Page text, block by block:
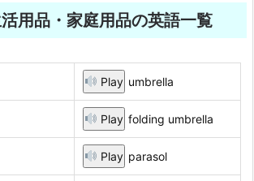
用品・家庭用品の英語一覧
Play umbrella
Play folding umbrella
Play parasol